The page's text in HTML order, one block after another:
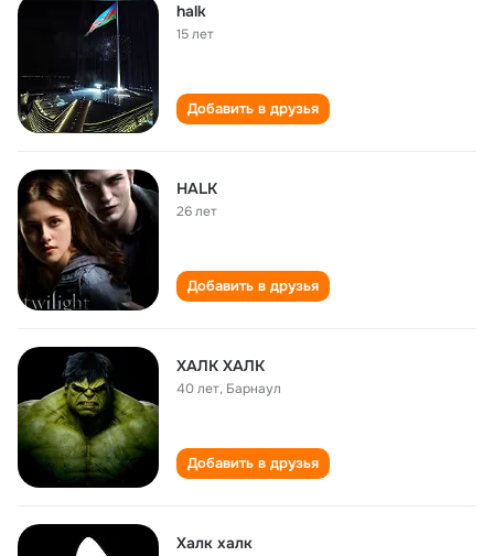
halk
15 лет
Добавить в друзья
HALK
26 лет
Добавить в друзья
ХАЛК ХАЛК
40 лет, Барнаул
Добавить в друзья
Халк халк